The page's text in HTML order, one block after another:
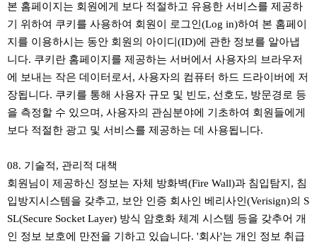
본 홈페이지는 회원에게 보다 적절하고 유용한 서비스를 제공하
기 위하여 쿠키를 사용하여 회원이 로그인(Log in)하여 본 홈페이
지를 이용하시는 동안 회원의 아이디(ID)에 관한 정보를 알아냅
니다. 쿠키란 홈페이지를 제공하는 서버에서 사용자의 브라우저
에 보내는 작은 데이터로서, 사용자의 컴퓨터 하드 드라이버에 저
장됩니다. 쿠키를 통해 사용자 규모 및 빈도, 선호도, 방문경로 등
을 측정할 수 있으며, 사용자의 관심분야에 기초하여 회원들에게
보다 적절한 광고 및 서비스를 제공하는 데 사용됩니다.
08. 기술적, 관리적 대책
회원님이 제공하신 정보는 자체 방화벽(Fire Wall)과 침입탐지, 침
입방지시스템을 갖추고, 보안 인증 회사인 베리사인(Verisign)의 S
SL(Secure Socket Layer) 방식 암호화 체계 시스템 등을 갖추어 개
인 정보 보호에 만전을 기하고 있습니다. '회사'는 개인 정보 취급